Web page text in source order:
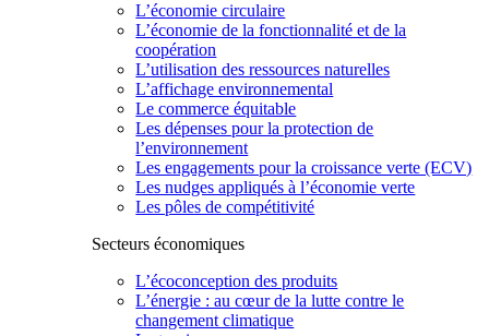
L’économie circulaire
L’économie de la fonctionnalité et de la
coopération
L’utilisation des ressources naturelles
L’affichage environnemental
Le commerce équitable
Les dépenses pour la protection de
l’environnement
Les engagements pour la croissance verte (ECV)
Les nudges appliqués à l’économie verte
Les pôles de compétitivité
Secteurs économiques
L’écoconception des produits
L’énergie : au cœur de la lutte contre le
changement climatique